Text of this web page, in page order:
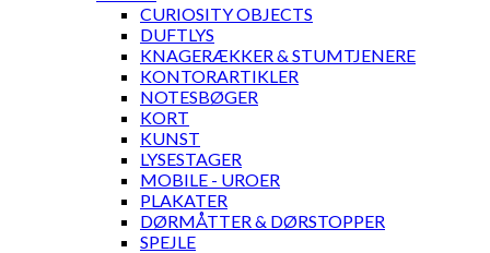
CURIOSITY OBJECTS
DUFTLYS
KNAGERÆKKER & STUMTJENERE
KONTORARTIKLER
NOTESBØGER
KORT
KUNST
LYSESTAGER
MOBILE - UROER
PLAKATER
DØRMÅTTER & DØRSTOPPER
SPEJLE